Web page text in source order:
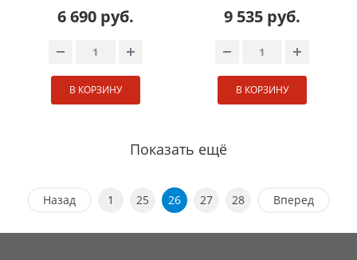
6 690 руб.
В КОРЗИНУ
9 535 руб.
В КОРЗИНУ
Показать ещё
Назад 1 25 26 27 28 Вперед